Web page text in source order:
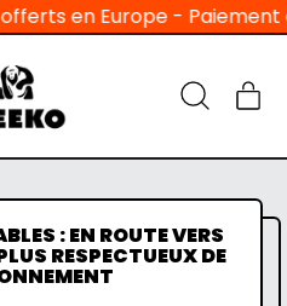
en Europe - Paiement en
notre
: EN ROUTE VERS
RESPECTUEUX DE